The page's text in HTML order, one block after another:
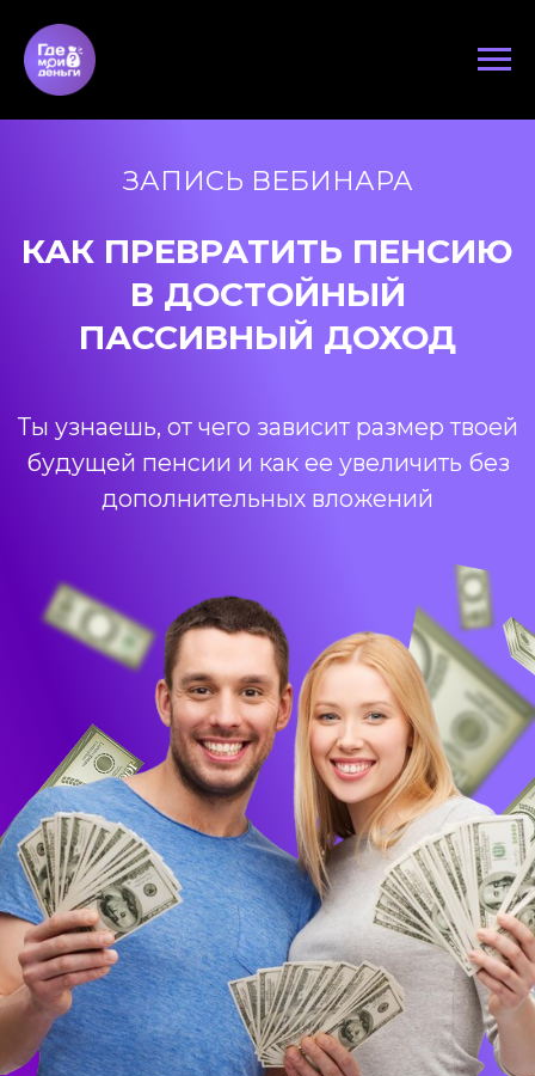
Ты узнаешь, от чего зависит размер твоей
будущей пенсии и как ее увеличить без
дополнительных вложений
КАК ПРЕВРАТИТЬ ПЕНСИЮ
ПАССИВНЫЙ ДОХОД
Купить!
Посмотрю программу